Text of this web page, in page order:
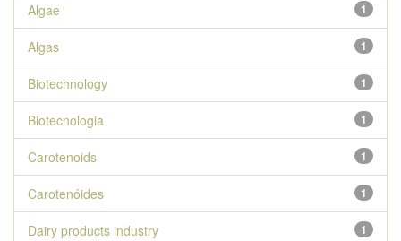
1
Algae
1
Algas
1
Biotechnology
1
Biotecnologia
1
Carotenoids
1
Carotenóides
1
Dairy products industry